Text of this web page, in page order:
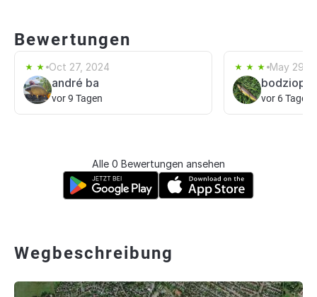
Bewertungen
Oct 27, 2024
andré ba
vor 9 Tagen
May 29,
bodziopl
vor 6 Tagen
Alle 0 Bewertungen ansehen
Wegbeschreibung